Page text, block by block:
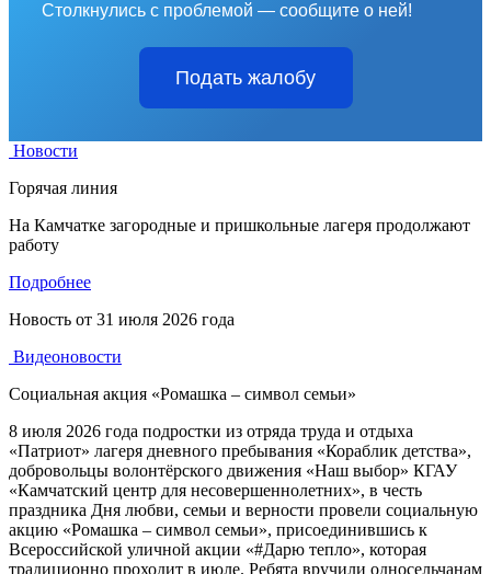
Столкнулись с проблемой — сообщите о ней!
Подать жалобу
Новости
Горячая линия
На Камчатке загородные и пришкольные лагеря продолжают
работу
Подробнее
Новость от 31 июля 2026 года
Видеоновости
Социальная акция «Ромашка – символ семьи»
8 июля 2026 года подростки из отряда труда и отдыха
«Патриот» лагеря дневного пребывания «Кораблик детства»,
добровольцы волонтёрского движения «Наш выбор» КГАУ
«Камчатский центр для несовершеннолетних», в честь
праздника Дня любви, семьи и верности провели социальную
акцию «Ромашка – символ семьи», присоединившись к
Всероссийской уличной акции «#Дарю тепло», которая
традиционно проходит в июле. Ребята вручили односельчанам